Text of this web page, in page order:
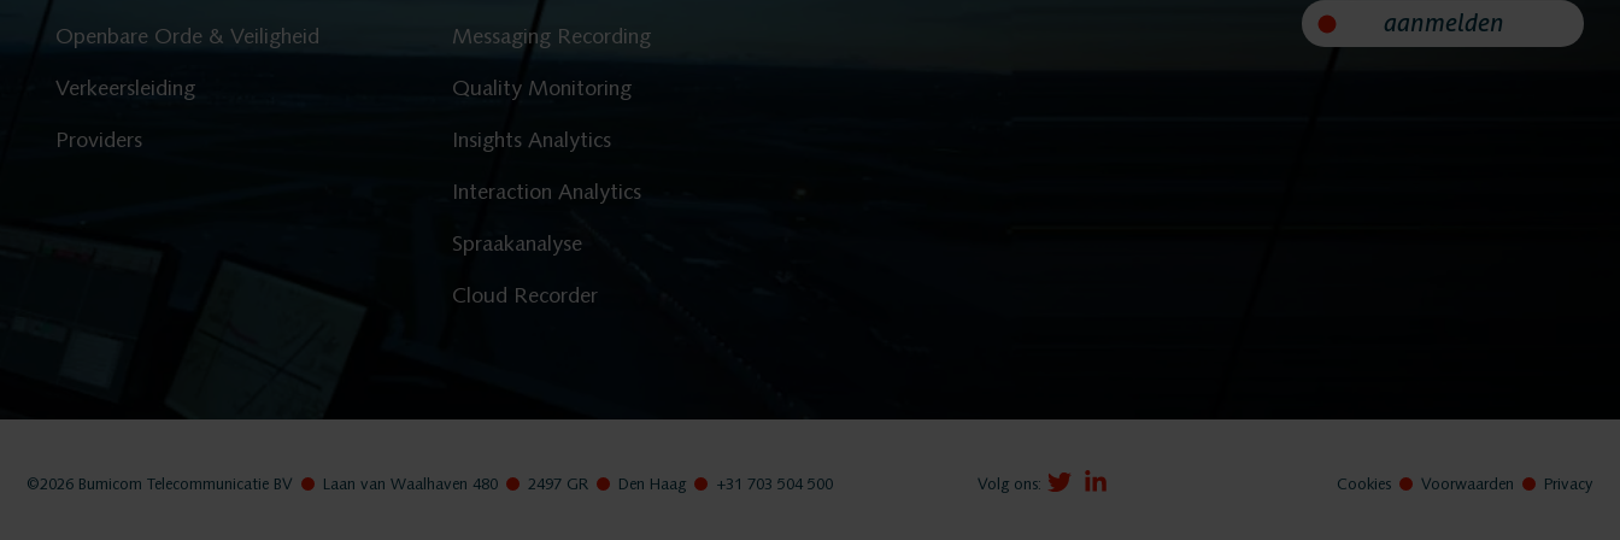
Nieuws
Service
Openbare Orde & Veiligheid
ASC
Storavox
Openbare Orde & Veiligheid
Verkeersleiding
Providers
Messaging Recording
Quality Monitoring
Insights Analytics
Interaction Analytics
Spraakanalyse
Cloud Recorder
aanmelden
©2026 Bumicom Telecommunicatie BV Laan van Waalhaven 480 2497 GR Den Haag +31 703 504 500 Volg ons: Cookies Voorwaarden Privacy